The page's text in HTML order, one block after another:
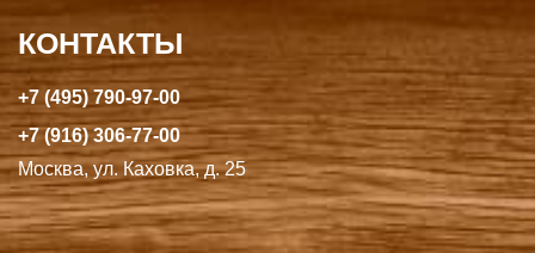
КОНТАКТЫ
+7 (495) 790-97-00
+7 (916) 306-77-00
Москва, ул. Каховка, д. 25